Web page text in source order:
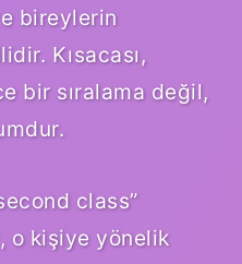
bireylerin
Kısacası,
bir sıralama değil,
class”
o kişiye yönelik